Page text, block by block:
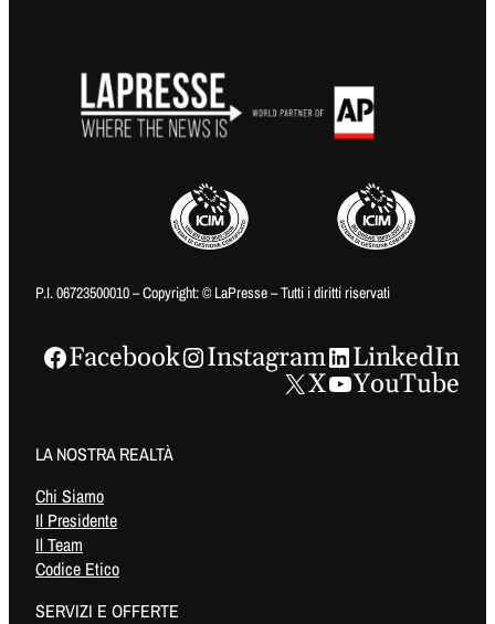
P.I. 06723500010 – Copyright: © LaPresse – Tutti i diritti riservati
Facebook Instagram
LinkedIn
X
YouTube
LA NOSTRA REALTÀ
Chi Siamo
Il Presidente
Il Team
Codice Etico
SERVIZI E OFFERTE